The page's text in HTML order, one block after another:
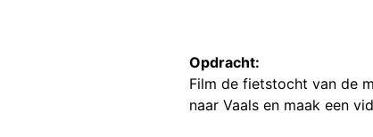
Opdracht:
Film de fietstocht van de
naar Vaals en maak een